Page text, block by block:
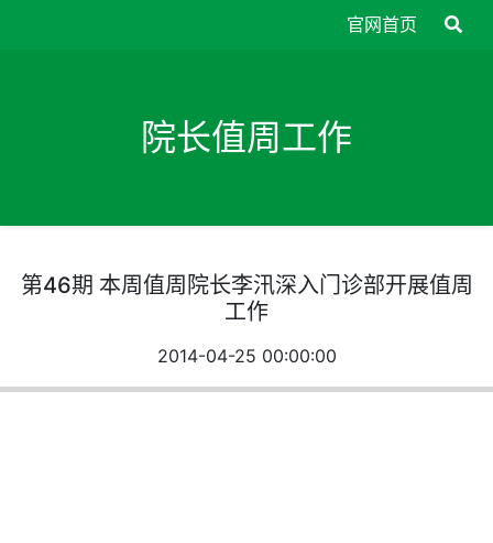
官网首页
院长值周工作
第46期 本周值周院长李汛深入门诊部开展值周
工作
2014-04-25 00:00:00